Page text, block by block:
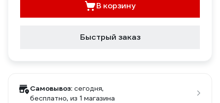
В корзину
Быстрый заказ
Самовывоз: сегодня,
бесплатно, из 1 магазина